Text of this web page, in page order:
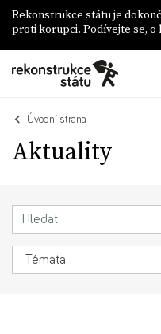
Rekonstrukce státu je
proti korupci. Podívejte se, o
Úvodní strana
Aktuality